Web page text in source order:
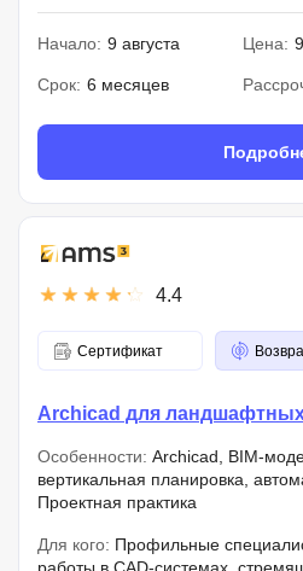
Начало: 9 августа Цена:
Срок: 6 месяцев
4.4
Сертификат
Archicad для
Особенности: Archicad, BIM-
вертикальная планировка,
Проектная практика
Для кого: Профильные